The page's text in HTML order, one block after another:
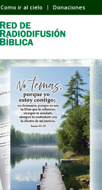
Como ir al cielo Donaciones